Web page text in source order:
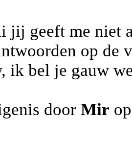
jij geeft me niet
op de
ik bel je gauw
door Mir